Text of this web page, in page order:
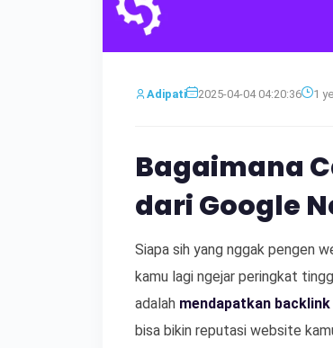
Adipati 2025-04-04 04:20:36 1
Bagaimana
dari Google
Siapa sih yang nggak pengen
kamu lagi ngejar peringkat
adalah mendapatkan
bisa bikin reputasi website